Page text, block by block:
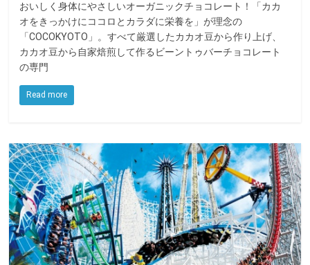
c
e
b
o
o
i
t
t
n
おいしく身体にやさしいオーガニックチョコレート！「カカ
オをきっかけにココロとカラダに栄養を」が理念の
「COCOKYOTO」。すべて厳選したカカオ豆から作り上げ、
カカオ豆から自家焙煎して作るビーントゥバーチョコレート
の専門
Read more